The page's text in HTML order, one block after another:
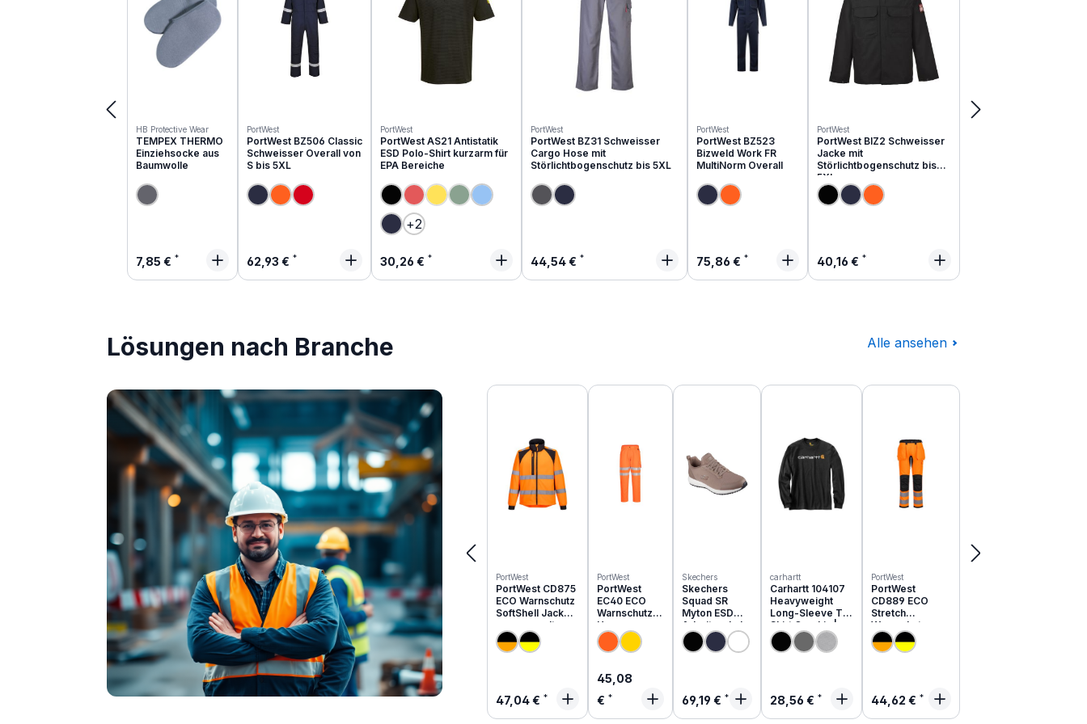
HB Protective Wear
TEMPEX THERMO
Einziehsocke aus
Baumwolle
Regulärer Preis:
7,85 €
PortWest
PortWest BZ506 Classic
Schweisser Overall von
S bis 5XL
Regulärer Preis:
62,93 €
PortWest
PortWest AS21 Antistatik
ESD Polo-Shirt kurzarm für
EPA Bereiche
(Diese Option ist zurzeit nicht verfügbar.)
(Diese Option ist zurzeit nicht verfügbar.)
(Diese Option ist zurzeit nicht verfügbar.)
+2
Regulärer Preis:
30,26 €
PortWest
PortWest BZ31 Schweisser
Cargo Hose mit
Störlichtbogenschutz bis 5XL
Regulärer Preis:
44,54 €
PortWest
PortWest BZ523
Bizweld Work FR
MultiNorm Overall
Regulärer Preis:
75,86 €
PortWest
PortWest BIZ2 Schweisser
Jacke mit
Störlichtbogenschutz bis
5XL
Regulärer Preis:
40,16 €
Lösungen nach Branche Alle ansehen
Produktgalerie überspringen
PortWest
PortWest CD875
ECO Warnschutz
SoftShell Jacke
aus recyceltem
PES
Regulärer Preis:
47,04 €
PortWest
PortWest
EC40 ECO
Warnschutz
Hose aus
recyceltem
PES
Regulärer Preis:
45,08
€
Skechers
Skechers
Squad SR
Myton ESD
Arbeitsschuhe
O1 | 200051EC
Regulärer Preis:
69,19 €
carhartt
Carhartt 104107
Heavyweight
Long-Sleeve T-
Shirt Graphic |
relaxed fit
Regulärer Preis:
28,56 €
PortWest
PortWest
CD889 ECO
Stretch
Warnschutz
Hose aus
recyceltem PES
Regulärer Preis:
44,62 €